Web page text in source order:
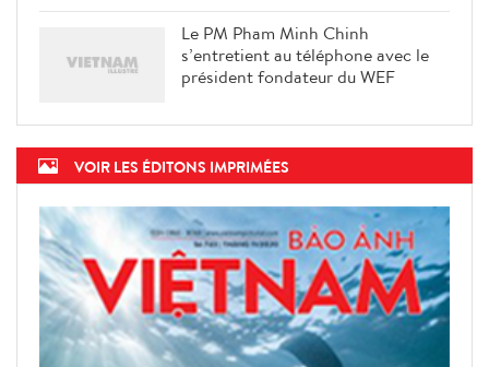
Le PM Pham Minh Chinh
s’entretient au téléphone avec le
président fondateur du WEF
VOIR LES ÉDITONS IMPRIMÉES